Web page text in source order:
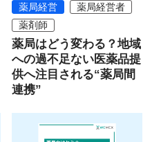
薬局経営
薬局経営者
薬剤師
薬局はどう変わる？地域
への過不足ない医薬品提
供へ注目される“薬局間
連携”